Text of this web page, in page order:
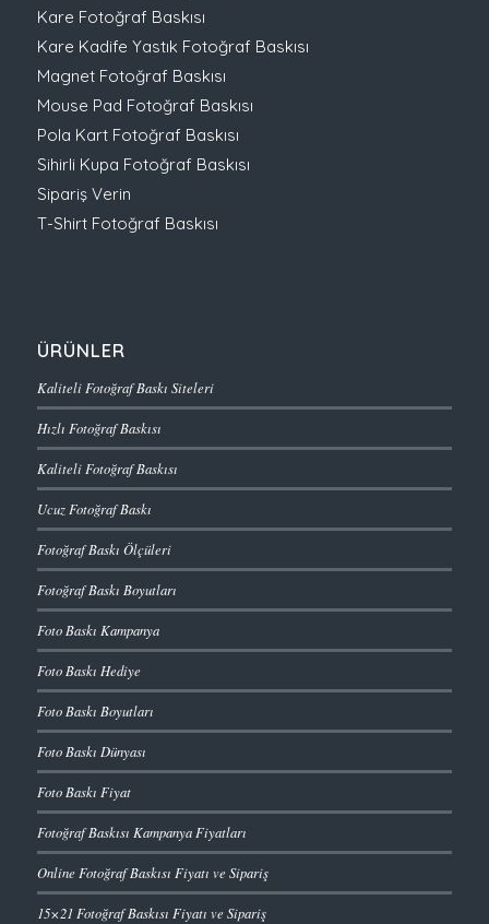
Kare Fotoğraf Baskısı
Kare Kadife Yastık Fotoğraf Baskısı
Magnet Fotoğraf Baskısı
Mouse Pad Fotoğraf Baskısı
Pola Kart Fotoğraf Baskısı
Sihirli Kupa Fotoğraf Baskısı
Sipariş Verin
T-Shirt Fotoğraf Baskısı
ÜRÜNLER
Kaliteli Fotoğraf Baskı Siteleri
Hızlı Fotoğraf Baskısı
Kaliteli Fotoğraf Baskısı
Ucuz Fotoğraf Baskı
Fotoğraf Baskı Ölçüleri
Fotoğraf Baskı Boyutları
Foto Baskı Kampanya
Foto Baskı Hediye
Foto Baskı Boyutları
Foto Baskı Dünyası
Foto Baskı Fiyat
Fotoğraf Baskısı Kampanya Fiyatları
Online Fotoğraf Baskısı Fiyatı ve Sipariş
15×21 Fotoğraf Baskısı Fiyatı ve Sipariş